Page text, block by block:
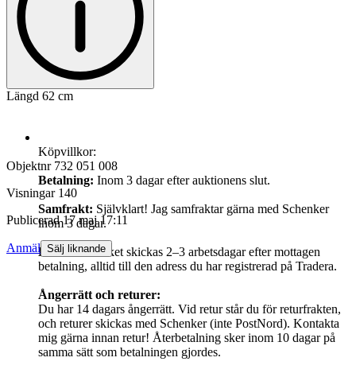
Längd 62 cm
Köpvillkor:
Betalning: Inom 3 dagar efter auktionens slut.
Samfrakt: Självklart! Jag samfraktar gärna med Schenker
inom 3 dagar.
Leverans:Paket skickas 2–3 arbetsdagar efter mottagen
betalning, alltid till den adress du har registrerad på Tradera.
Ångerrätt och returer:
Du har 14 dagars ångerrätt. Vid retur står du för returfrakten,
och returer skickas med Schenker (inte PostNord). Kontakta
mig gärna innan retur! Återbetalning sker inom 10 dagar på
samma sätt som betalningen gjordes.
Objektnr 732 051 008
Visningar 140
Publicerad 17 maj 17:11
Anmäl Sälj liknande